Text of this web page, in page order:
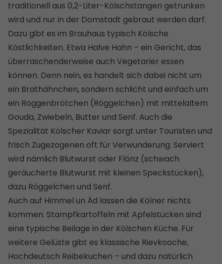
traditionell aus 0,2-Liter-Kölschstangen getrunken
wird und nur in der Domstadt gebraut werden darf.
Dazu gibt es im Brauhaus typisch Kölsche
Köstlichkeiten. Etwa Halve Hahn – ein Gericht, das
überraschenderweise auch Vegetarier essen
können. Denn nein, es handelt sich dabei nicht um
ein Brathähnchen, sondern schlicht und einfach um
ein Roggenbrötchen (Röggelchen) mit mittelaltem
Gouda, Zwiebeln, Butter und Senf. Auch die
Spezialität Kölscher Kaviar sorgt unter Touristen und
frisch Zugezogenen oft für Verwunderung. Serviert
wird nämlich Blutwurst oder Flönz (schwach
geräucherte Blutwurst mit kleinen Speckstücken),
dazu Röggelchen und Senf.
Auch auf Himmel un Äd lassen die Kölner nichts
kommen. Stampfkartoffeln mit Apfelstücken sind
eine typische Beilage in der Kölschen Küche. Für
weitere Gelüste gibt es klassische Rievkooche,
Hochdeutsch Reibekuchen – und dazu natürlich